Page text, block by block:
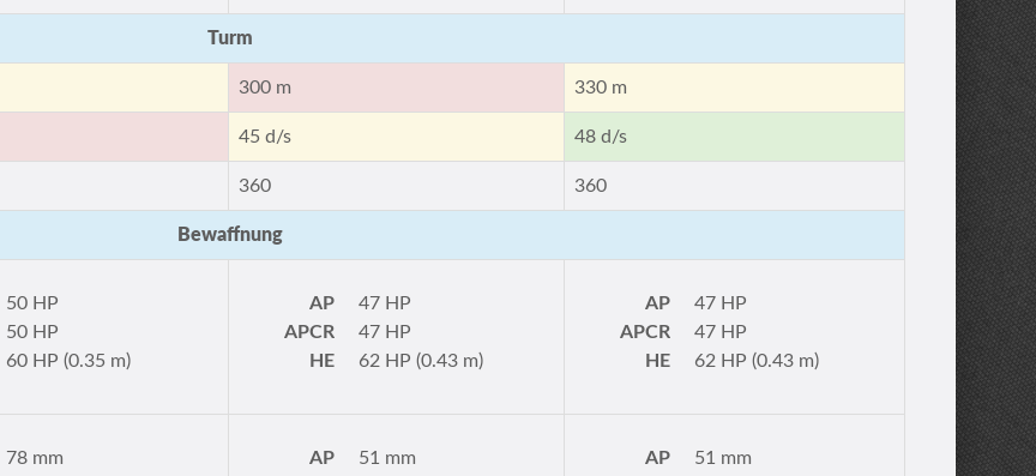
Turm
300 m 330 m
45 d/s 48 d/s
360 360
Bewaffnung
50 HP
50 HP
60 HP (0.35 m)
AP
47 HP
APCR
47 HP
HE
62 HP (0.43 m)
AP
47 HP
APCR
47 HP
HE
62 HP (0.43 m)
78 mm
AP
51 mm
AP
51 mm